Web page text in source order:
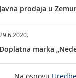
Javna prodaja u
29.6.2020.
Doplatna marka